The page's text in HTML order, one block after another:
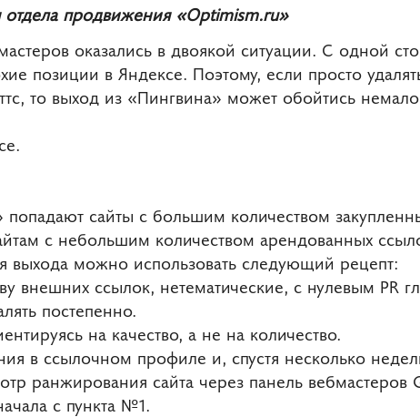
продвижения «Optimism.ru»
оказались в двоякой ситуации. С одной
позиции в Яндексе. Поэтому, если просто
то выход из «Пингвина» может обойтись
сайты с большим количеством
с небольшим количеством арендованных
выхода можно использовать следующий рецепт:
внешних ссылок, нетематические, с нулевым PR
постепенно.
на качество, а не на количество.
в ссылочном профиле и, спустя несколько
ранжирования сайта через панель вебмастеров
с пункта №1.